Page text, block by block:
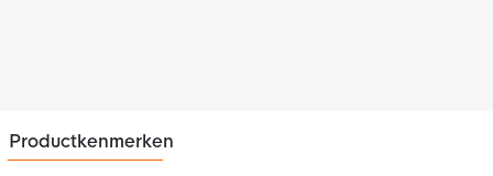
Productkenmerken